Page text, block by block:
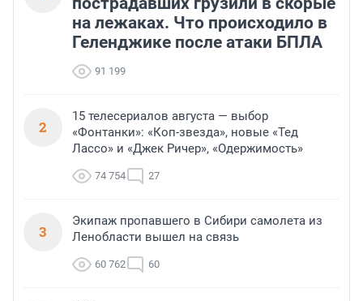
на лежаках. Что происходило в
Геленджике после атаки БПЛА
91 199
2
15 телесериалов августа — выбор
«Фонтанки»: «Коп-звезда», новые «Тед
Лассо» и «Джек Ричер», «Одержимость»
74 754 27
3
Экипаж пропавшего в Сибири самолета из
Ленобласти вышел на связь
60 762 60